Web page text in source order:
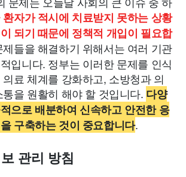
환자가 적시에 치료받지 못하는 상황
되기 때문에 정책적 개입이 필요합
들을 해결하기 위해서는 여러 기관
입니다. 정부는 이러한 문제를 인식
료 체계를 강화하고, 소방청과 의
통을 원활히 해야 할 것입니다. 다양
으로 배분하여 신속하고 안전한 응
구축하는 것이 중요합니다.
관리 방침